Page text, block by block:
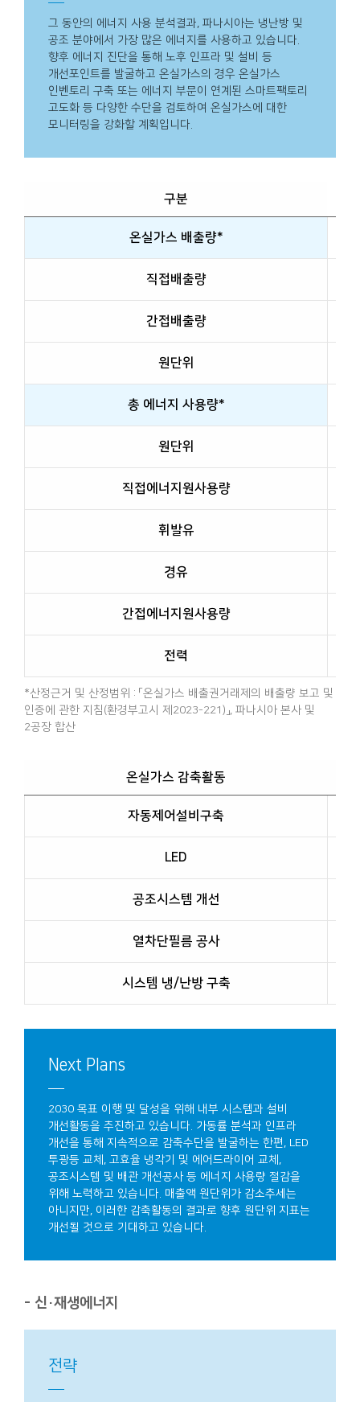
그 동안의 에너지 사용 분석결과, 파나시아는 냉난방 및
공조 분야에서 가장 많은 에너지를 사용하고 있습니다.
향후 에너지 진단을 통해 노후 인프라 및 설비 등
개선포인트를 발굴하고 온실가스의 경우 온실가스
인벤토리 구축 또는 에너지 부문이 연계된 스마트팩토리
고도화 등 다양한 수단을 검토하여 온실가스에 대한
모니터링을 강화할 계획입니다.
구분
온실가스 배출량*
직접배출량
간접배출량
원단위
총 에너지 사용량*
원단위
직접에너지원사용량
휘발유
경유
간접에너지원사용량
전력
*산정근거 및 산정범위 : 「온실가스 배출권거래제의 배출량 보고 및
인증에 관한 지침(환경부고시 제2023-221)」, 파나시아 본사 및
2공장 합산
온실가스 감축활동
자동제어설비구축
LED
공조시스템 개선
열차단필름 공사
시스템 냉/난방 구축
Next Plans
2030 목표 이행 및 달성을 위해 내부 시스템과 설비
개선활동을 추진하고 있습니다. 가동률 분석과 인프라
개선을 통해 지속적으로 감축수단을 발굴하는 한편, LED
투광등 교체, 고효율 냉각기 및 에어드라이어 교체,
공조시스템 및 배관 개선공사 등 에너지 사용량 절감을
위해 노력하고 있습니다. 매출액 원단위가 감소추세는
아니지만, 이러한 감축활동의 결과로 향후 원단위 지표는
개선될 것으로 기대하고 있습니다.
- 신·재생에너지
전략